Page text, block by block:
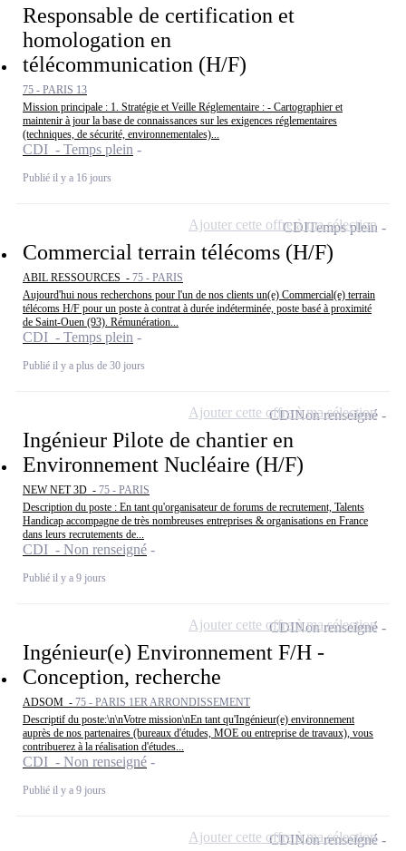
Responsable de certification et
homologation en
télécommunication (H/F)
75 - PARIS 13
Mission principale : 1. Stratégie et Veille Réglementaire : - Cartographier et
maintenir à jour la base de connaissances sur les exigences réglementaires
(techniques, de sécurité, environnementales)...
CDI - Temps plein
Publié il y a 16 jours
Commercial terrain télécoms (H/F)
ABIL RESSOURCES - 75 - PARIS
Aujourd'hui nous recherchons pour l'un de nos clients un(e) Commercial(e) terrain
télécoms H/F pour un poste à contrat à durée indéterminée, poste basé à proximité
de Saint-Ouen (93). Rémunération...
CDI - Temps plein
Publié il y a plus de 30 jours
CDITemps plein
Ajouter cette offre à ma sélection
Ingénieur Pilote de chantier en
Environnement Nucléaire (H/F)
NEW NET 3D - 75 - PARIS
Description du poste : En tant qu'organisateur de forums de recrutement, Talents
Handicap accompagne de très nombreuses entreprises & organisations en France
dans leurs recrutements de...
CDI - Non renseigné
Publié il y a 9 jours
CDINon renseigné
Ajouter cette offre à ma sélection
Ingénieur(e) Environnement F/H -
Conception, recherche
ADSOM - 75 - PARIS 1ER ARRONDISSEMENT
Descriptif du poste:\n\nVotre mission\nEn tant qu'Ingénieur(e) environnement
auprès de nos partenaires (bureaux d'études, MOE ou entreprise de travaux), vous
contribuerez à la réalisation d'études...
CDI - Non renseigné
Publié il y a 9 jours
CDINon renseigné
Ajouter cette offre à ma sélection
CDINon renseigné
Ajouter cette offre à ma sélection